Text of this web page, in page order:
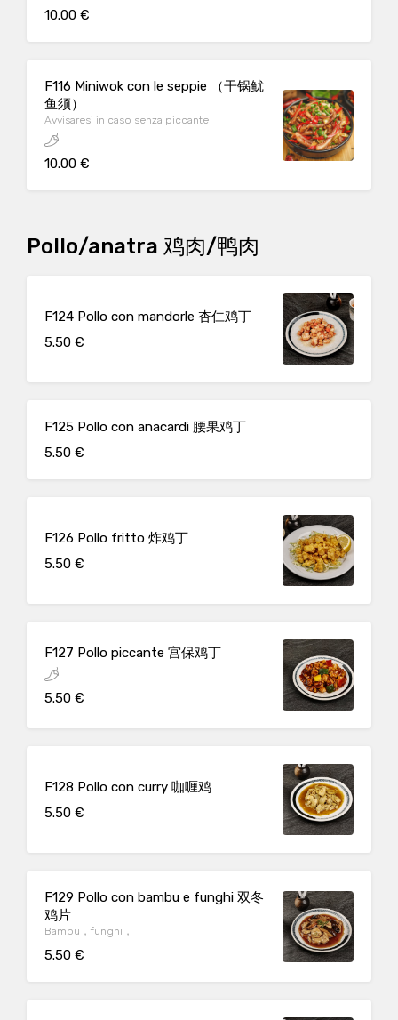
10.00 €
F116 Miniwok con le seppie （干锅鱿
鱼须）
Avvisaresi in caso senza piccante
10.00 €
Pollo/anatra 鸡肉/鸭肉
F124 Pollo con mandorle 杏仁鸡丁
5.50 €
F125 Pollo con anacardi 腰果鸡丁
5.50 €
F126 Pollo fritto 炸鸡丁
5.50 €
F127 Pollo piccante 宫保鸡丁
5.50 €
F128 Pollo con curry 咖喱鸡
5.50 €
F129 Pollo con bambu e funghi 双冬
鸡片
Bambu，funghi，
5.50 €